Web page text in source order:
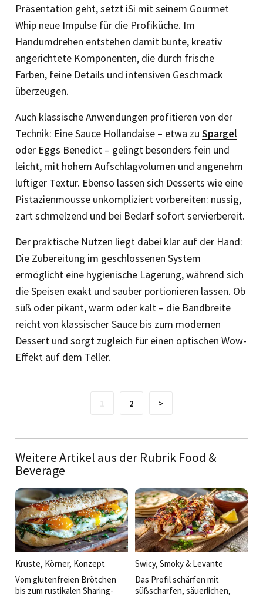
Präsentation geht, setzt iSi mit seinem Gourmet
Whip neue Impulse für die Profiküche. Im
Handumdrehen entstehen damit bunte, kreativ
angerichtete Komponenten, die durch frische
Farben, feine Details und intensiven Geschmack
überzeugen.
Auch klassische Anwendungen profitieren von der
Technik: Eine Sauce Hollandaise – etwa zu Spargel
oder Eggs Benedict – gelingt besonders fein und
leicht, mit hohem Aufschlagvolumen und angenehm
luftiger Textur. Ebenso lassen sich Desserts wie eine
Pistazienmousse unkompliziert vorbereiten: nussig,
zart schmelzend und bei Bedarf sofort servierbereit.
Der praktische Nutzen liegt dabei klar auf der Hand:
Die Zubereitung im geschlossenen System
ermöglicht eine hygienische Lagerung, während sich
die Speisen exakt und sauber portionieren lassen. Ob
süß oder pikant, warm oder kalt – die Bandbreite
reicht von klassischer Sauce bis zum modernen
Dessert und sorgt zugleich für einen optischen Wow-
Effekt auf dem Teller.
2 >
Weitere Artikel aus der Rubrik Food &
Beverage
Kruste, Körner, Konzept
Vom glutenfreien Brötchen
bis zum rustikalen Sharing-
Swicy, Smoky & Levante
Das Profil schärfen mit
süßscharfen, säuerlichen,